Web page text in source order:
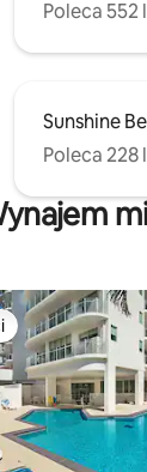
Poleca
Sunshine
Poleca